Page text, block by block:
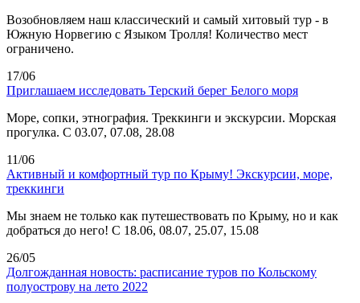
Возобновляем наш классический и самый хитовый тур - в
Южную Норвегию с Языком Тролля! Количество мест
ограничено.
17/06
Приглашаем исследовать Терский берег Белого моря
Море, сопки, этнография. Треккинги и экскурсии. Морская
прогулка. С 03.07, 07.08, 28.08
11/06
Активный и комфортный тур по Крыму! Экскурсии, море,
треккинги
Мы знаем не только как путешествовать по Крыму, но и как
добраться до него! С 18.06, 08.07, 25.07, 15.08
26/05
Долгожданная новость: расписание туров по Кольскому
полуострову на лето 2022